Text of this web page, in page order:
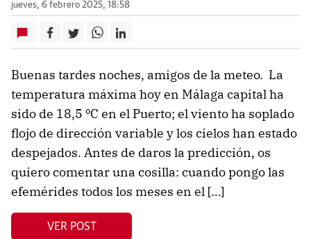
jueves, 6 febrero 2025, 18:58
Buenas tardes noches, amigos de la meteo. La
temperatura máxima hoy en Málaga capital ha
sido de 18,5 ºC en el Puerto; el viento ha soplado
flojo de dirección variable y los cielos han estado
despejados. Antes de daros la predicción, os
quiero comentar una cosilla: cuando pongo las
efemérides todos los meses en el […]
VER POST